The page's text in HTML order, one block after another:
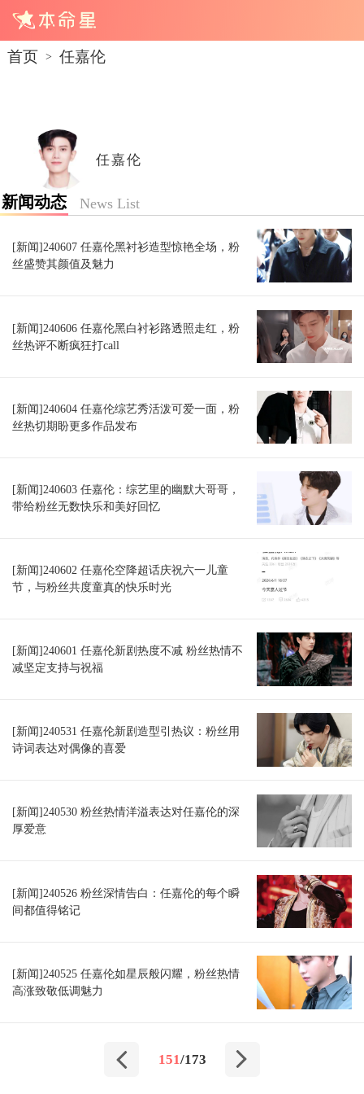
首页 > 任嘉伦
任嘉伦
新闻动态 News List
[新闻]240607 任嘉伦黑衬衫造型惊艳全场，粉
丝盛赞其颜值及魅力
[新闻]240606 任嘉伦黑白衬衫路透照走红，粉
丝热评不断疯狂打call
[新闻]240604 任嘉伦综艺秀活泼可爱一面，粉
丝热切期盼更多作品发布
[新闻]240603 任嘉伦：综艺里的幽默大哥哥，
带给粉丝无数快乐和美好回忆
[新闻]240602 任嘉伦空降超话庆祝六一儿童
节，与粉丝共度童真的快乐时光
[新闻]240601 任嘉伦新剧热度不减 粉丝热情不
减坚定支持与祝福
[新闻]240531 任嘉伦新剧造型引热议：粉丝用
诗词表达对偶像的喜爱
[新闻]240530 粉丝热情洋溢表达对任嘉伦的深
厚爱意
[新闻]240526 粉丝深情告白：任嘉伦的每个瞬
间都值得铭记
[新闻]240525 任嘉伦如星辰般闪耀，粉丝热情
高涨致敬低调魅力
151/173